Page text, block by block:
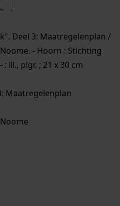
Deel 3: Maatregelenplan /
- Hoorn : Stichting
ill., plgr. ; 21 x 30 cm
Maatregelenplan